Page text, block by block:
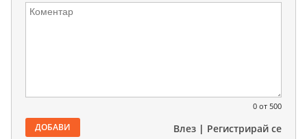
0 от 500
ДОБАВИ Влез | Регистрирай се